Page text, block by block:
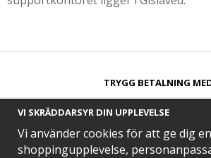
TRYGG BETALNING
VI SKRÄDDARSYR DIN UPPLEVELSE
Vi använder cookies för att ge dig
shoppingupplevelse,